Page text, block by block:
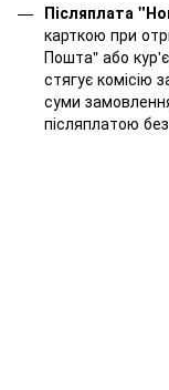
Післяплата
карткою при
Пошта" або
стягує комісію
суми
післяплатою